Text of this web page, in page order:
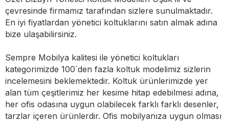
çevresinde firmamız tarafından sizlere sunulmaktadır.
En iyi fiyatlardan yönetici koltuklarını satın almak adına
bize ulaşabilirsiniz.
Sempre Mobilya kalitesi ile yönetici koltukları
kategorimizde 100´den fazla koltuk modelimiz sizlerin
incelemesini beklemektedir. Koltuk ürünlerimizde yer
alan tüm çeşitlerimiz her kesime hitap edebilmesi adına,
her ofis odasına uygun olabilecek farklı farklı desenler,
tarzlar içeren ürünlerdir. Ofis mobilyanıza uygun olması